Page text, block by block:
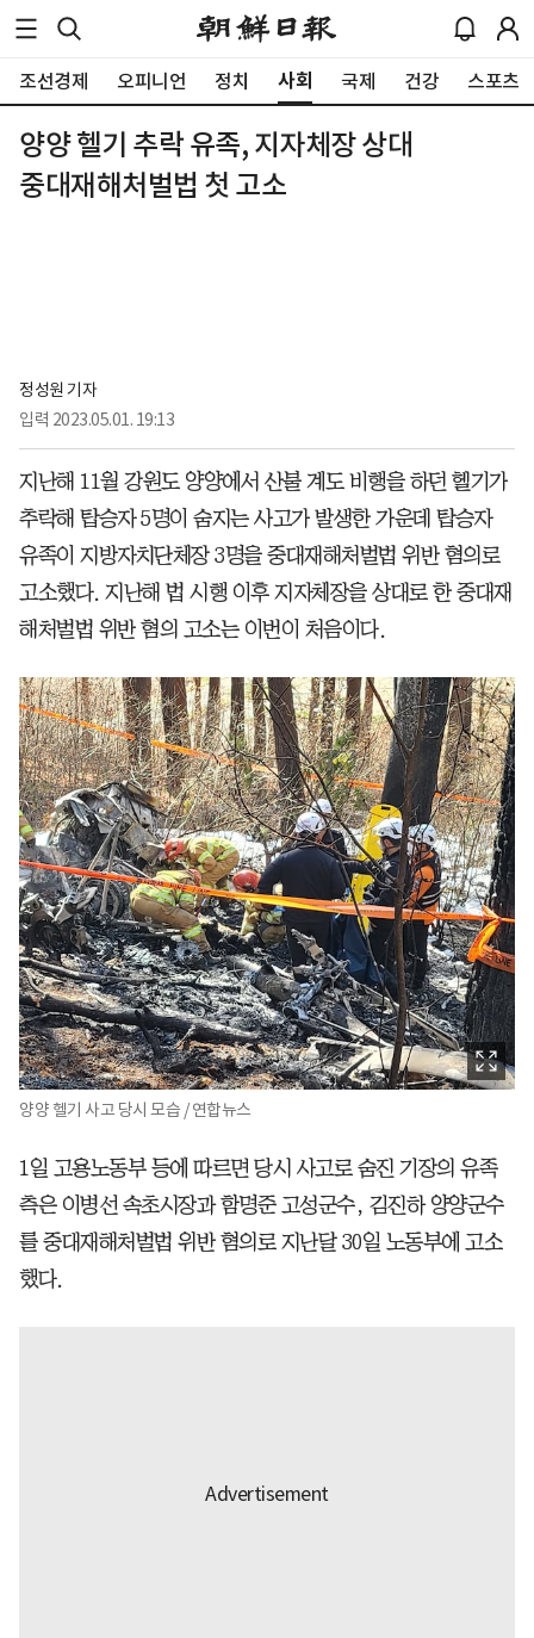
조선경제 오피니언 정치 사회 국제 건강 스포츠
양양 헬기 추락 유족, 지자체장 상대
중대재해처벌법 첫 고소
정성원 기자
입력 2023.05.01. 19:13
지난해 11월 강원도 양양에서 산불 계도 비행을 하던 헬기가
추락해 탑승자 5명이 숨지는 사고가 발생한 가운데 탑승자
유족이 지방자치단체장 3명을 중대재해처벌법 위반 혐의로
고소했다. 지난해 법 시행 이후 지자체장을 상대로 한 중대재
해처벌법 위반 혐의 고소는 이번이 처음이다.
양양 헬기 사고 당시 모습 / 연합뉴스
1일 고용노동부 등에 따르면 당시 사고로 숨진 기장의 유족
측은 이병선 속초시장과 함명준 고성군수, 김진하 양양군수
를 중대재해처벌법 위반 혐의로 지난달 30일 노동부에 고소
했다.